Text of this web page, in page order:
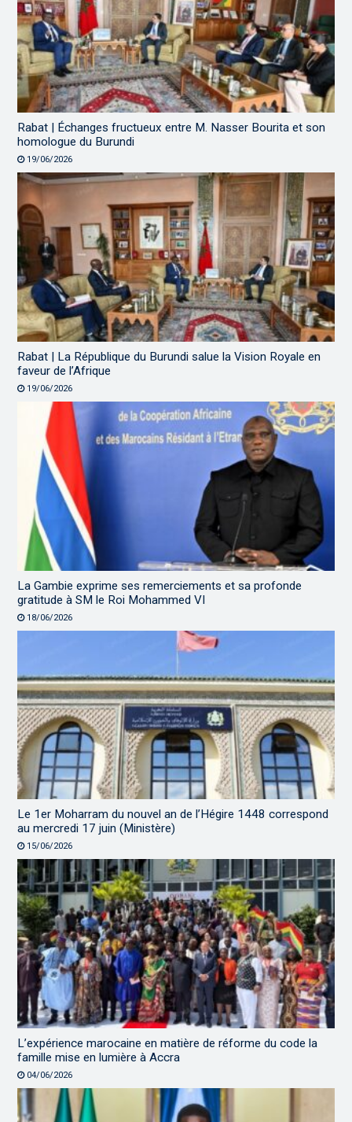
Rabat | Échanges fructueux entre M. Nasser Bourita et son
homologue du Burundi
19/06/2026
Rabat | La République du Burundi salue la Vision Royale en
faveur de l’Afrique
19/06/2026
La Gambie exprime ses remerciements et sa profonde
gratitude à SM le Roi Mohammed VI
18/06/2026
Le 1er Moharram du nouvel an de l’Hégire 1448 correspond
au mercredi 17 juin (Ministère)
15/06/2026
L’expérience marocaine en matière de réforme du code la
famille mise en lumière à Accra
04/06/2026